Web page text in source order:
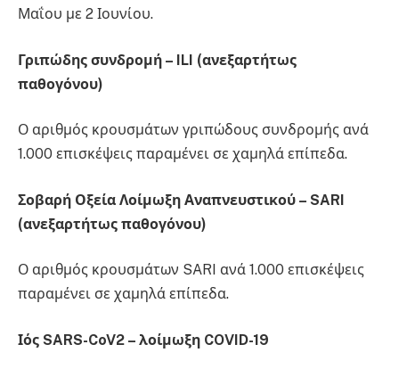
Μαΐου με 2 Ιουνίου.
Γριπώδης συνδρομή – ILI (ανεξαρτήτως
παθογόνου)
Ο αριθμός κρουσμάτων γριπώδους συνδρομής ανά
1.000 επισκέψεις παραμένει σε χαμηλά επίπεδα.
Σοβαρή Οξεία Λοίμωξη Αναπνευστικού – SARI
(ανεξαρτήτως παθογόνου)
Ο αριθμός κρουσμάτων SARI ανά 1.000 επισκέψεις
παραμένει σε χαμηλά επίπεδα.
Ιός SARS-CoV2 – λοίμωξη COVID-19